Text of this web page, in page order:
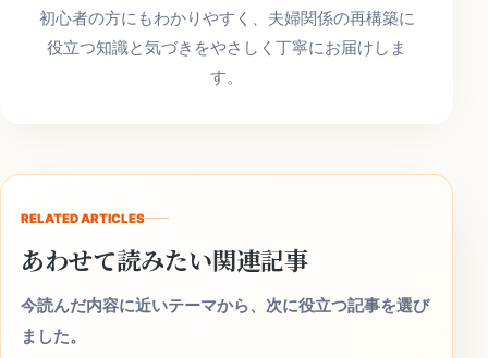
初心者の方にもわかりやすく、夫婦関係の再構築に
役立つ知識と気づきをやさしく丁寧にお届けしま
す。
RELATED ARTICLES
あわせて読みたい関連記事
今読んだ内容に近いテーマから、次に役立つ記事を選び
ました。